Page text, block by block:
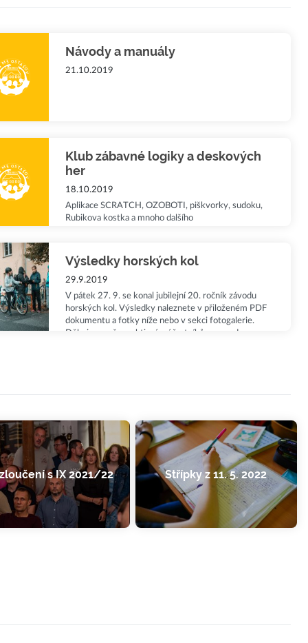
Návody a manuály
21.10.2019
Klub zábavné logiky a deskových
her
18.10.2019
Aplikace SCRATCH, OZOBOTI, piškvorky, sudoku,
Rubikova kostka a mnoho dalšího
Výsledky horských kol
29.9.2019
V pátek 27. 9. se konal jubilejní 20. ročník závodu
horských kol. Výsledky naleznete v přiloženém PDF
dokumentu a fotky níže nebo v sekci fotogalerie.
Děkujeme všem aktivním účastníkům za podporu
s IX 2021/22 Střípky z 11. 5. 2022